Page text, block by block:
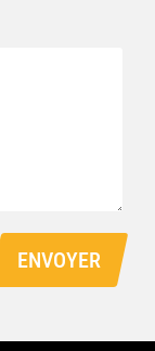
ENVOYER